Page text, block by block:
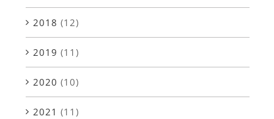
2018 (12)
2019 (11)
2020 (10)
2021 (11)